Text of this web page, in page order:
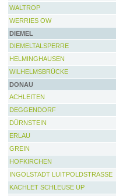
WALTROP
WERRIES OW
DIEMEL
DIEMELTALSPERRE
HELMINGHAUSEN
WILHELMSBRÜCKE
DONAU
ACHLEITEN
DEGGENDORF
DÜRNSTEIN
ERLAU
GREIN
HOFKIRCHEN
INGOLSTADT LUITPOLDSTRASSE
KACHLET SCHLEUSE UP